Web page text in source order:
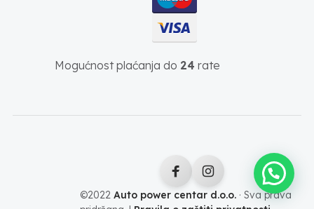
Mogućnost plaćanja do 24 rate
©2022 Auto power centar d.o.o.· Sva prava